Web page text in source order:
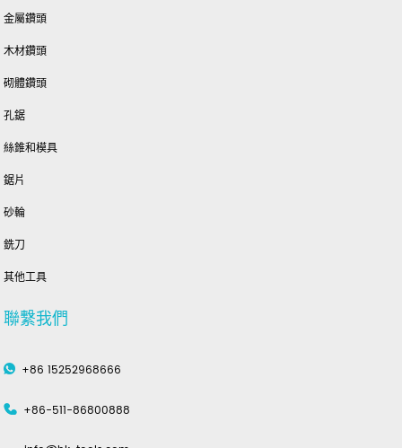
金屬鑽頭
木材鑽頭
砌體鑽頭
孔鋸
絲錐和模具
鋸片
砂輪
銑刀
其他工具
聯繫我們
+86 15252968666
+86-511-86800888